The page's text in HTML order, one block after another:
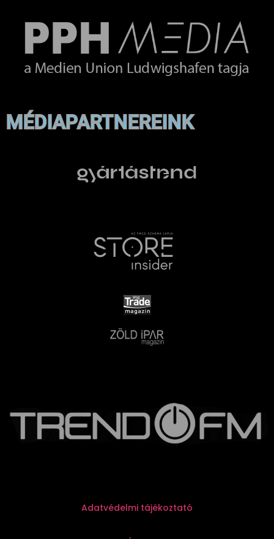
MÉDIAPARTNEREINK
Adatvédelmi tájékoztató